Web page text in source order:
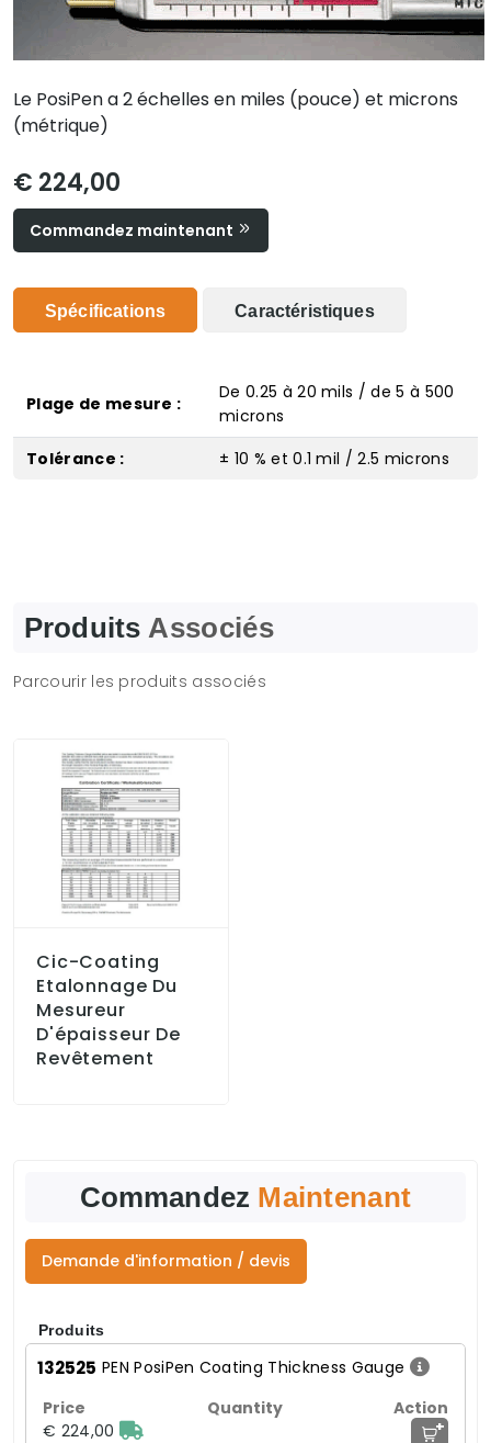
Le PosiPen a 2 échelles en miles (pouce) et microns
(métrique)
€ 224,00
Commandez maintenant
Spécifications Caractéristiques
Plage de mesure :
De 0.25 à 20 mils / de 5 à 500
microns
Tolérance :
± 10 % et 0.1 mil / 2.5 microns
ProduitsAssociés
Parcourir les produits associés
Cic-Coating
Etalonnage Du
Mesureur
D'épaisseur De
Revêtement
Commandez Maintenant
Demande d'information / devis
Produits
132525 PEN PosiPen Coating Thickness Gauge
€ 224,00 +